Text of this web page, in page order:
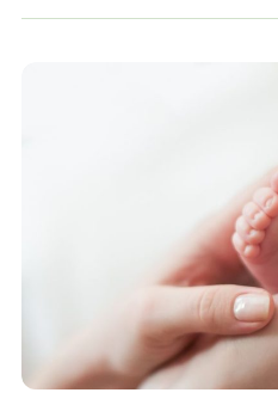
COMPANII SUSTENABILE